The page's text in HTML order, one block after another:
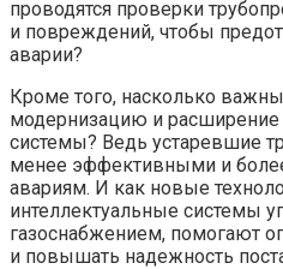
проводятся проверки
и повреждений, чтобы
аварии?
Кроме того, насколько
модернизацию и расширение
системы? Ведь устаревшие
менее эффективными и
авариям. И как новые
интеллектуальные системы
газоснабжением, помогают
и повышать надежность